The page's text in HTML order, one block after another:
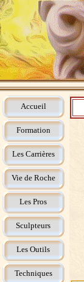
Accueil
Formation
Les Carrières
Vie de Roche
Les Pros
Sculpteurs
Les Outils
Techniques